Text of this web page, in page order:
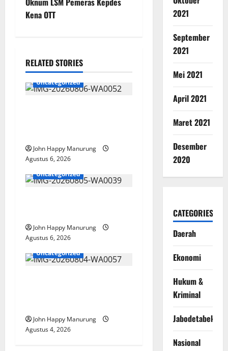
Kena OTT
RELATED STORIES
Uncategorized
John Happy Manurung
Agustus 6, 2026
Uncategorized
John Happy Manurung
Agustus 6, 2026
Uncategorized
John Happy Manurung
Agustus 4, 2026
2021
September
2021
Mei 2021
April 2021
Maret 2021
Desember
2020
CATEGORIES
Daerah
Ekonomi
Hukum &
Kriminal
Jabodetabek
Nasional